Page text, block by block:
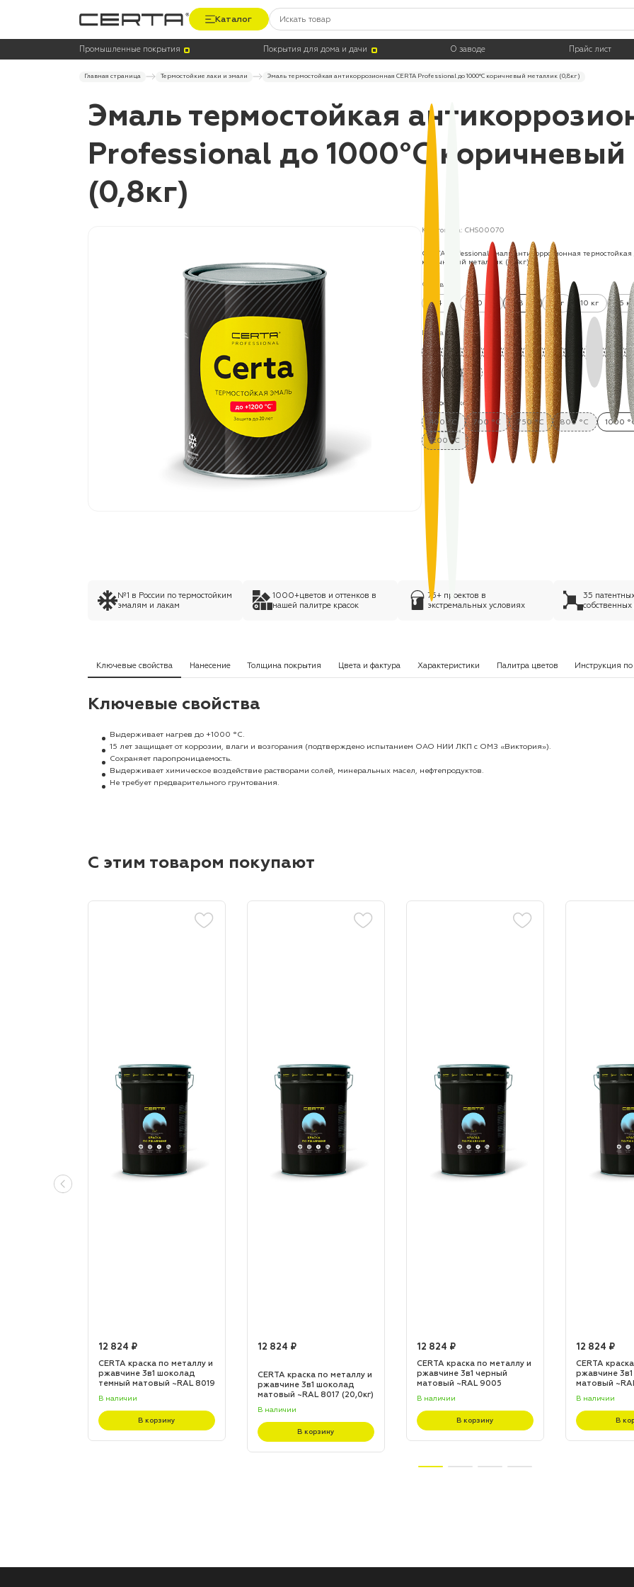
Каталог
Промышленные покрытия Покрытия для дома и дачи О заводе Прайс лист
Главная страница Термостойкие лаки и эмали Эмаль термостойкая антикоррозионная CERTA Professional до 1000°С коричневый металлик (0,8кг)
Эмаль термостойкая
Professional до 1000°С коричневый
(0,8кг)
Код товара: CHS00070
CERTA Professional эмаль антикоррозионная
коричневый металлик (0,8кг)
Фасовка:
0.4 кг 520 мл 0.8 кг 4 кг 10 кг 25 кг
Цвета:
Термостойкость:
400 °C 700 °C 750 °C 800 °C 1000
1200 °C
№1 в России по термостойким
эмалям и лакам
1000+цветов и оттенков в
нашей палитре красок
75+ проектов в
экстремальных условиях
35
собственных
Ключевые свойства Нанесение Толщина покрытия Цвета и фактура Характеристики Палитра цветов Инструкция
Ключевые свойства
Выдерживает нагрев до +1000 °C.
15 лет защищает от коррозии, влаги и возгорания (подтверждено испытанием ОАО НИИ ЛКП с ОМЗ «Виктория»).
Cохраняет паропроницаемость.
Выдерживает химическое воздействие растворами солей, минеральных масел, нефтепродуктов.
Не требует предварительного грунтования.
С этим товаром покупают
12 824 ₽
CERTA краска по металлу и
ржавчине 3в1 шоколад
темный матовый ~RAL 8019
В наличии
В корзину
12 824 ₽
CERTA краска по металлу и
ржавчине 3в1 шоколад
матовый ~RAL 8017 (20,0кг)
В наличии
В корзину
12 824 ₽
CERTA краска по металлу и
ржавчине 3в1 черный
матовый ~RAL 9005
В наличии
В корзину
12 824 ₽
CERTA
ржавчине
матовый
В наличии
В